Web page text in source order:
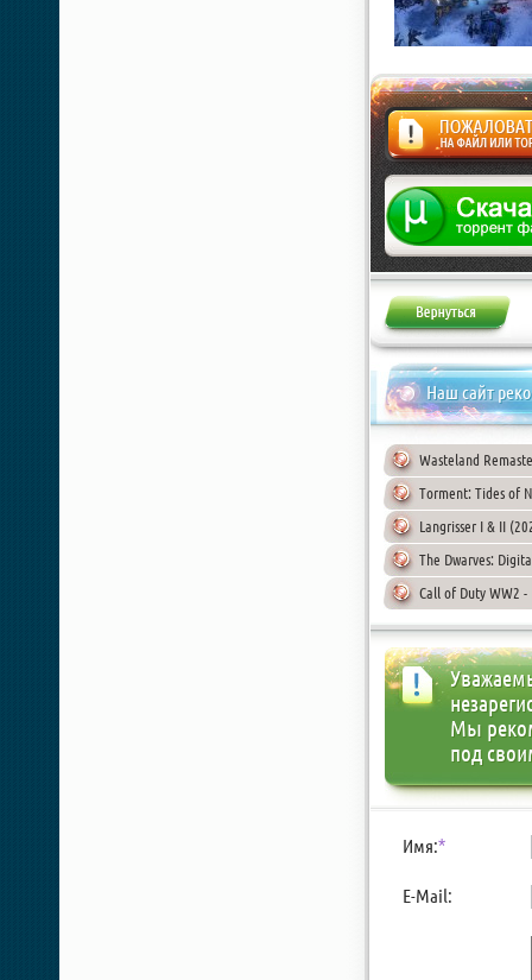
Жалоба
Наш сайт
Wasteland
Torment: Tides of
Langrisser I & II
The Dwarves:
Call of Duty WW2
Мы
под
Имя:*
E-Mail: